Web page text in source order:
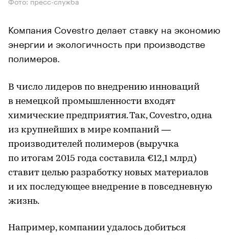
Компания Covestro делает ставку на экономию
энергии и экологичность при производстве
полимеров.
В число лидеров по внедрению инноваций
в немецкой промышленности входят
химические предприятия. Так, Covestro, одна
из крупнейших в мире компаний —
производителей полимеров (выручка
по итогам 2015 года составила €12,1 млрд)
ставит целью разработку новых материалов
и их последующее внедрение в повседневную
жизнь.
Например, компании удалось добиться